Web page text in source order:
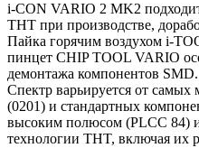
i-CON VARIO 2 MK2
THT при производстве,
Пайка горячим воздухом i-
пинцет CHIP TOOL VARIO
демонтажа компонентов SMD.
Спектр варьируется от
(0201) и стандартных
высоким полюсом (PLCC 84)
технологии THT, включая их